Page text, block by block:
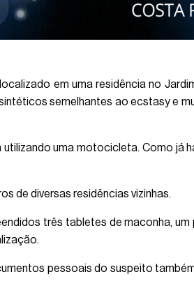
em uma residência no
semelhantes ao ecstasy e
uma motocicleta. Como já
de diversas residências vizinhas.
três tabletes de maconha,
pessoais do suspeito